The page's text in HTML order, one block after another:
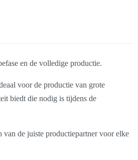
en de volledige productie.
voor de productie van grote
biedt die nodig is tijdens de
van de juiste productiepartner voor elke